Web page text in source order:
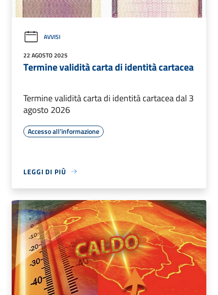
AVVISI
22 AGOSTO 2025
Termine validità carta di identità cartacea
Termine validità carta di identità cartacea dal 3
agosto 2026
Accesso all'informazione
LEGGI DI PIÙ